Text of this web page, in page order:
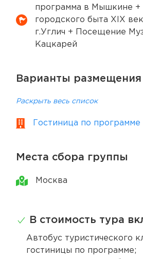
программа в Мышкине +
городского быта XIX
г.Углич + Посещение
Кацкарей
Варианты размещения
Раскрыть весь список
Гостиница по программе
Места сбора группы
Москва
В стоимость тура
Автобус туристического
гостиницы по программе;